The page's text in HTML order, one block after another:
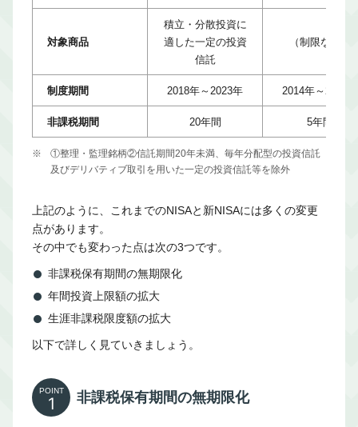
対象商品
積立・分散投資に
適した一定の投資
信託
（制限なし）
制度期間 2018年～2023年 2014年～2023年
非課税期間 20年間 5年間
※
①整理・監理銘柄②信託期間20年未満、毎年分配型の投資信託
及びデリバティブ取引を用いた一定の投資信託等を除外
上記のように、これまでのNISAと新NISAには多くの変更
点があります。
その中でも変わった点は次の3つです。
非課税保有期間の無期限化
年間投資上限額の拡大
生涯非課税限度額の拡大
以下で詳しく見ていきましょう。
POINT
1 非課税保有期間の無期限化